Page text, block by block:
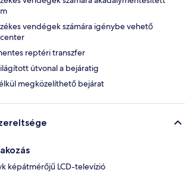
vendégek számára igénybe vehető
reptéri transzfer
útvonal a bejáratig
megközelíthető bejárat
képátmérőjű LCD-televízió